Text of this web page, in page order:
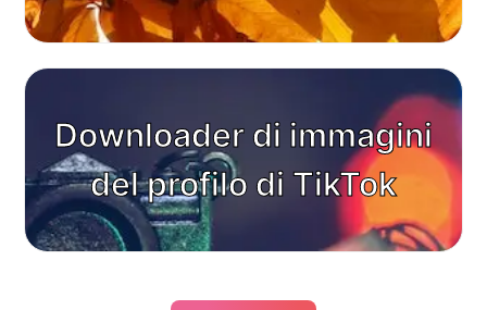
Downloader di immagini
del profilo di TikTok